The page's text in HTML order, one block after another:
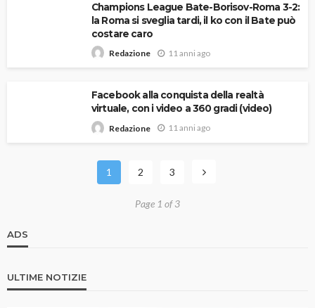
Champions League Bate-Borisov-Roma 3-2:
la Roma si sveglia tardi, il ko con il Bate può
costare caro
Redazione 11 anni ago
Facebook alla conquista della realtà
virtuale, con i video a 360 gradi (video)
Redazione 11 anni ago
1 2 3
Page 1 of 3
ADS
ULTIME NOTIZIE